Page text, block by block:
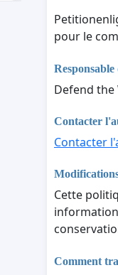
pour le
Defend the
Contacter
Contacter
Cette
Comment